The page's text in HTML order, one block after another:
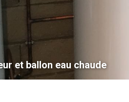
et ballon eau chaude